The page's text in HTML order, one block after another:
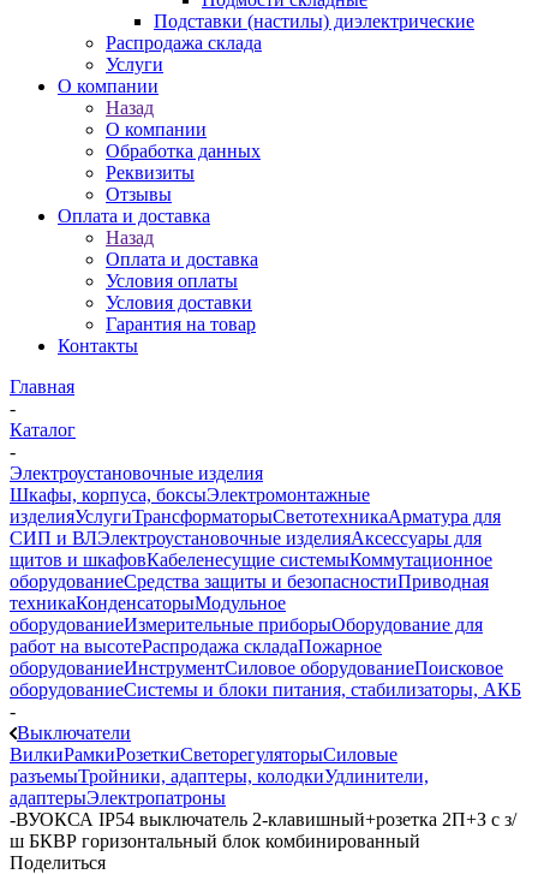
Подставки (настилы) диэлектрические
Распродажа склада
Услуги
О компании
Назад
О компании
Обработка данных
Реквизиты
Отзывы
Оплата и доставка
Назад
Оплата и доставка
Условия оплаты
Условия доставки
Гарантия на товар
Контакты
Главная
-
Каталог
-
Электроустановочные изделия
Шкафы, корпуса, боксыЭлектромонтажные
изделияУслугиТрансформаторыСветотехникаАрматура для
СИП и ВЛЭлектроустановочные изделияАксессуары для
щитов и шкафовКабеленесущие системыКоммутационное
оборудованиеСредства защиты и безопасностиПриводная
техникаКонденсаторыМодульное
оборудованиеИзмерительные приборыОборудование для
работ на высотеРаспродажа складаПожарное
оборудованиеИнструментСиловое оборудованиеПоисковое
оборудованиеСистемы и блоки питания, стабилизаторы, АКБ
-
Выключатели
ВилкиРамкиРозеткиСветорегуляторыСиловые
разъемыТройники, адаптеры, колодкиУдлинители,
адаптерыЭлектропатроны
-ВУОКСА IP54 выключатель 2-клавишный+розетка 2П+З с з/
ш БКВР горизонтальный блок комбинированный
Поделиться